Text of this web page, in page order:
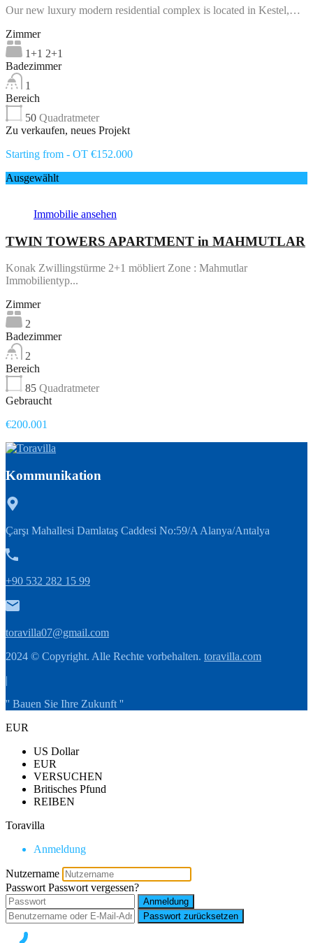
Our new luxury modern residential complex is located in Kestel,…
Zimmer
1+1 2+1
Badezimmer
1
Bereich
50 Quadratmeter
Zu verkaufen, neues Projekt
Starting from - OT €152.000
Ausgewählt
Immobilie ansehen
TWIN TOWERS APARTMENT in MAHMUTLAR
Konak Zwillingstürme 2+1 möbliert Zone : Mahmutlar
Immobilientyp...
Zimmer
2
Badezimmer
2
Bereich
85 Quadratmeter
Gebraucht
€200.001
Kommunikation
Çarşı Mahallesi Damlataş Caddesi No:59/A Alanya/Antalya
+90 532 282 15 99
toravilla07@gmail.com
2024 © Copyright. Alle Rechte vorbehalten. toravilla.com
|
'' Bauen Sie Ihre Zukunft ''
EUR
US Dollar
EUR
VERSUCHEN
Britisches Pfund
REIBEN
Toravilla
Anmeldung
Nutzername
Passwort Passwort vergessen?
Anmeldung
Passwort zurücksetzen